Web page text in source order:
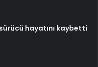
hayatını kaybetti